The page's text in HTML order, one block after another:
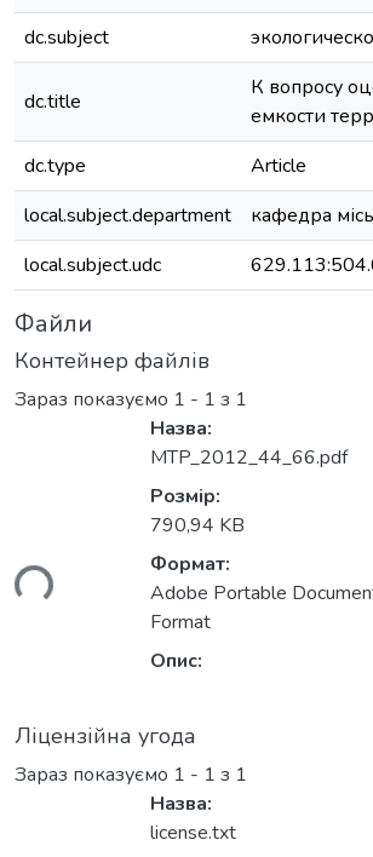
dc.subject
dc.title
К вопросу
емкости
dc.type
Article
local.subject.department
кафедра
local.subject.udc
Файли
Контейнер файлів
Зараз показуємо 1 - 1 з 1
Назва:
MTP_2012_44_66.pdf
Розмір:
790,94 KB
Формат:
Adobe Portable
Format
Опис:
Ліцензійна угода
Зараз показуємо 1 - 1 з 1
Назва:
license.txt